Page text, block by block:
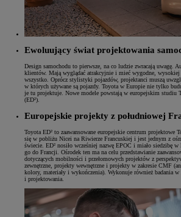
Ewoluujący świat projektowania
Design samochodu to pierwsze, na co ludzie zwracają uwagę.
klientów. Mają wyglądać atrakcyjnie i mieć wygodne,
wszystko. Oprócz stylistyki pojazdów, projektanci muszą
w których używane są pojazdy. Toyota w Europie nie tylko
je tu projektuje. Nowe modele powstają w europejskim studiu
(ED²).
Europejskie projekty z południowej
Toyota ED² to zaawansowane europejskie centrum projektowe
się w pobliżu Nicei na Riwierze Francuskiej i jest jednym z
świecie. ED² nosiło wcześniej nazwę EPOC i miało siedzibę
go do Francji. Ośrodek ten ma na celu przedstawianie
dotyczących mobilności i przełomowych projektów z
zewnętrzne, projekty wewnętrzne i projekty w zakresie CMF
kolory, materiały i wykończenia). Wykonuje również badania
i projektowania.